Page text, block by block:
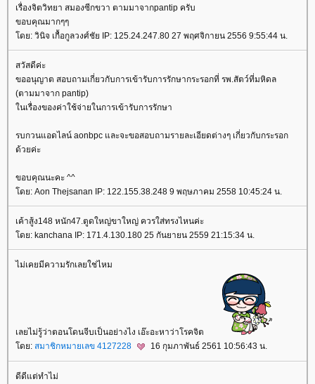
เรื่องจิตวิทยา สมองซีกขวา ตามมาจากpantip ครับ
ขอบคุณมากๆๆ
ดย: วินิจ เกื้อกูลวงศ์ชัย IP: 125.24.247.80 27 พฤศจิกายน 2556 9:55:44 น.
สวัสดีค่ะ
ขออนุญาต สอบถามเกี่ยวกับการเข้ารับการรักษากระรอกที่ รพ.สัตว์ที่มหิดล
(ตามมาจาก pantip)
นเรื่องของค่าใช้จ่ายในการเข้ารับการรักษา
รบกวนแอดไลน์ aonbpc และจะขอสอบถามรายละเอียดต่างๆ เกี่ยวกับกระรอก
ด้วยค่ะ
ขอบคุณนะคะ ^^
ดย: Aon Thejsanan IP: 122.155.38.248 9 พฤษภาคม 2558 10:45:24 น.
เค้าสู้ง148 หนัก47.ตูดใหญ่ขาใหญ่ ควรใส่ทรงไหนค่ะ
ดย: kanchana IP: 171.4.130.180 25 กันยายน 2559 21:15:34 น.
ไม่เคยมีความรักเลยใช่ไหม
เลยไม่รู้ว่าตอนโดนจีบเป็นอย่างไง เอ๊ะอะหาว่าโรคจิต
ดย: สมาชิกหมายเลข 4127228 16 กุมภาพันธ์ 2561 10:56:43 น.
ดีดีแต่ทำไม่